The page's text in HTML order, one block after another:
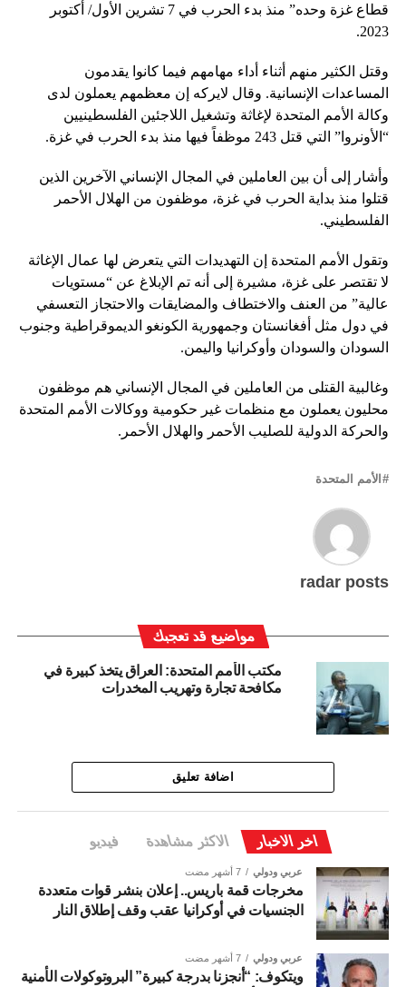
قطاع غزة وحده” منذ بدء الحرب في 7 تشرين الأول/ أكتوبر
2023.
وقتل الكثير منهم أثناء أداء مهامهم فيما كانوا يقدمون
المساعدات الإنسانية. وقال لايركه إن معظمهم يعملون لدى
وكالة الأمم المتحدة لإغاثة وتشغيل اللاجئين الفلسطينيين
“الأونروا” التي قتل 243 موظفاً فيها منذ بدء الحرب في غزة.
وأشار إلى أن بين العاملين في المجال الإنساني الآخرين الذين
قتلوا منذ بداية الحرب في غزة، موظفون من الهلال الأحمر
الفلسطيني.
وتقول الأمم المتحدة إن التهديدات التي يتعرض لها عمال الإغاثة
لا تقتصر على غزة، مشيرة إلى أنه تم الإبلاغ عن “مستويات
عالية” من العنف والاختطاف والمضايقات والاحتجاز التعسفي
في دول مثل أفغانستان وجمهورية الكونغو الديموقراطية وجنوب
السودان والسودان وأوكرانيا واليمن.
وغالبية القتلى من العاملين في المجال الإنساني هم موظفون
محليون يعملون مع منظمات غير حكومية ووكالات الأمم المتحدة
والحركة الدولية للصليب الأحمر والهلال الأحمر.
الأمم المتحدة
radar posts
مواضيع قد تعجبك
مكتب الأمم المتحدة: العراق يتخذ كبيرة في
مكافحة تجارة وتهريب المخدرات
اضافة تعليق
اخر الاخبار الاكثر مشاهدة فيديو
عربي ودولي 7 أشهر مضت
مخرجات قمة باريس.. إعلان بنشر قوات متعددة
الجنسيات في أوكرانيا عقب وقف إطلاق النار
عربي ودولي 7 أشهر مضت
ويتكوف: “أنجزنا بدرجة كبيرة” البروتوكولات الأمنية